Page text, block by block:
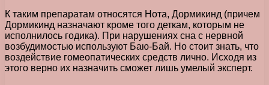
К таким препаратам относятся Нота, Дормикинд (причем
Дормикинд назначают кроме того деткам, которым не
исполнилось годика). При нарушениях сна с нервной
возбудимостью используют Баю-Бай. Но стоит знать, что
воздействие гомеопатических средств лично. Исходя из
этого верно их назначить сможет лишь умелый эксперт.